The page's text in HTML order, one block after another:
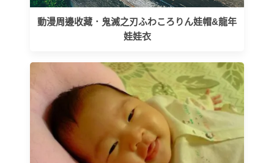
動漫周邊收藏．鬼滅之刃ふわころりん娃帽&龍年
娃娃衣